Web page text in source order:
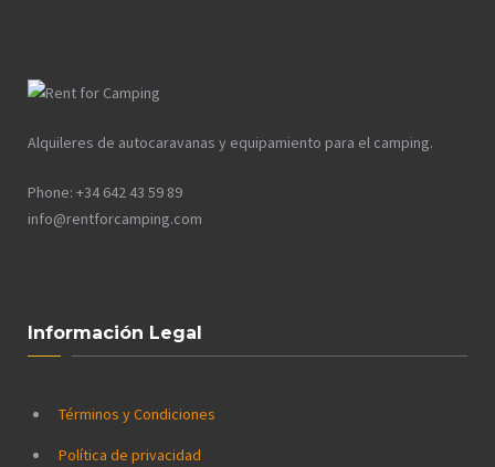
Alquileres de autocaravanas y equipamiento para el camping.
Phone: +34 642 43 59 89
info@rentforcamping.com
Información Legal
Términos y Condiciones
Política de privacidad